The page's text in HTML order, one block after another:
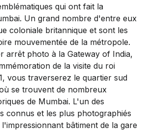
qui ont fait la
Un grand nombre d'entre eux
coloniale britannique et sont les
mouvementée de la métropole.
arrêt photo à la Gateway of India,
de la visite du roi
vous traverserez le quartier sud
se trouvent de nombreux
de Mumbai. L'un des
connus et les plus photographiés
bâtiment de la gare